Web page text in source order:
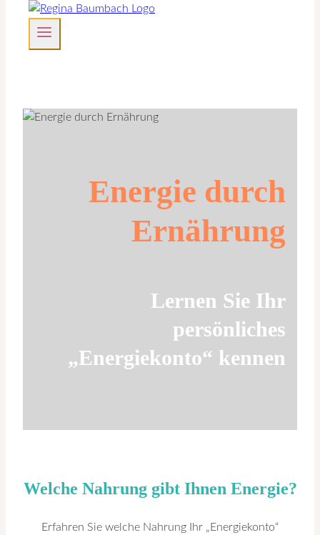
Energie durch
Ernährung
Lernen Sie Ihr
persönliches
„Energiekonto“ kennen
Welche Nahrung gibt Ihnen Energie?
Erfahren Sie welche Nahrung Ihr „Energiekonto“